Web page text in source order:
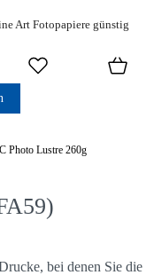
Photo Lustre 260g
bei denen Sie die